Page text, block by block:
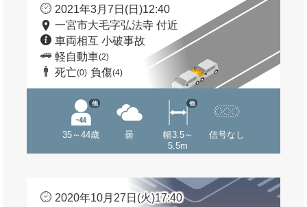
2021年3月7日(日)12:40
一宮市大毛字弘法寺 付近
車両相互 小破事故
軽自動車(2)
死亡(0) 負傷(4)
35～44歳
他
曇
幅3.5～
5.5m
他
信号なし
2020年10月27日(火)17:40